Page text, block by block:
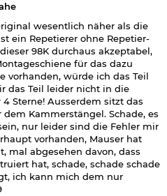
4,5 mm
Bar und Quick Fill Anschluss
Schuss (je nach Magazin)
einstellbar
11 mm Prismenschiene
wesentlich näher als die
ein Repetierer ohne Repetier-
98K durchaus akzeptabel,
für das dazu
vorhanden, würde ich das Teil
das Teil leider nicht in die
Sterne! Ausserdem sitzt das
Kammerstängel. Schade, es
nur leider sind die Fehler mir
vorhanden, Mauser hat
mal abgesehen davon, dass
hat, schade, schade schade
ich kann mich dem nur